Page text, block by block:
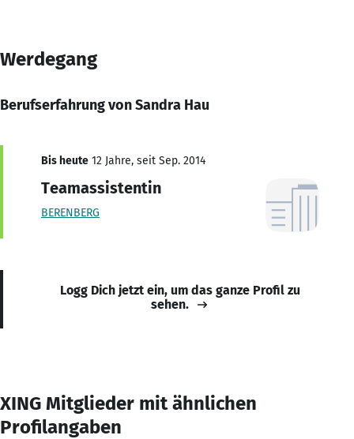
Werdegang
Berufserfahrung von Sandra Hau
Bis heute 12 Jahre, seit Sep. 2014
Teamassistentin
BERENBERG
Logg Dich jetzt ein, um das ganze Profil zu
sehen.
XING Mitglieder mit ähnlichen
Profilangaben